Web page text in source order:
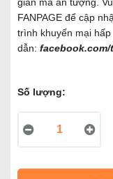
FANPAGE để cập
trình khuyến mại hấp
dẫn:
Số lượng: